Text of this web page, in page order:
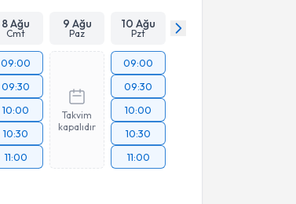
8 Ağu
Cmt
9 Ağu
Paz
10 Ağu
Pzt
09:00
09:30
10:00
10:30
11:00
Takvim
kapalıdır
09:00
09:30
10:00
10:30
11:00